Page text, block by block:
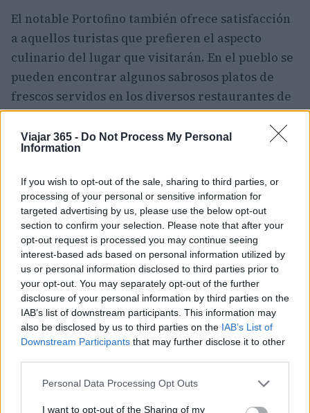
Viajar 365 - Do Not Process My Personal
Information
If you wish to opt-out of the sale, sharing to third parties, or
processing of your personal or sensitive information for
targeted advertising by us, please use the below opt-out
section to confirm your selection. Please note that after your
opt-out request is processed you may continue seeing
interest-based ads based on personal information utilized by
us or personal information disclosed to third parties prior to
your opt-out. You may separately opt-out of the further
disclosure of your personal information by third parties on the
IAB’s list of downstream participants. This information may
also be disclosed by us to third parties on the IAB’s List of
Downstream Participants that may further disclose it to other
Please note that this website/app uses one or more Google
not limited to your visit or usage behaviour. You may click to
Personal Data Processing Opt Outs
I want to opt-out of the Sharing of my
El notable Portofino también ofrece satisfacción
a aquellos turistas que prefieren el aspecto
culinario del lugar que visitarán. En el pueblo se
pueden encontrar algunos sabrosos platos de
frescos servidos en los diversos restaurantes de
la plaza folclórica.
Sin duda Portofino es un lugar adecuado
vida cómoda económicamente hablando, ya que
las boutiques y tiendas cerca de la plaza son muy
exclusivas. Portofino es muy popular entre los
famosos.
La superficie de Portofino es limitada, por lo que
puede visitar con seguridad incluso enmenos de
un día.
Una peculiaridad muy interesante para admirar
En resumen, Portofino una vez visitado les dejará